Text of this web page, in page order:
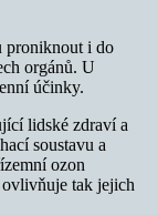
proniknout i do
orgánů. U
účinky.
lidské zdraví a
soustavu a
ozon
tak jejich